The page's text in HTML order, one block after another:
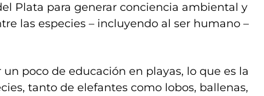
Plata para generar conciencia ambiental y
las especies – incluyendo al ser humano –
poco de educación en playas, lo que es la
tanto de elefantes como lobos, ballenas,